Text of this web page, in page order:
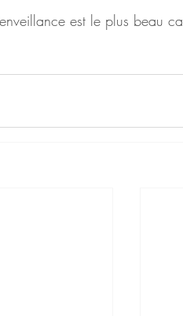
est le plus beau